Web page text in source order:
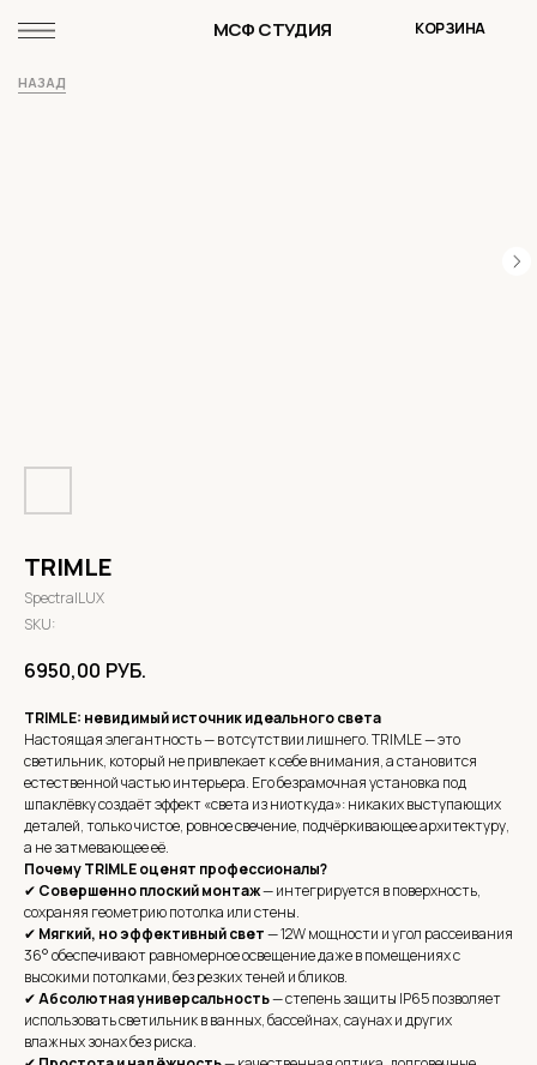
МСФ СТУДИЯ КОРЗИНА
НАЗАД
TRIMLE
SpectralLUX
SKU:
6950,00 РУБ.
TRIMLE: невидимый источник идеального света
Настоящая элегантность — в отсутствии лишнего. TRIMLE — это
светильник, который не привлекает к себе внимания, а становится
естественной частью интерьера. Его безрамочная установка под
шпаклёвку создаёт эффект «света из ниоткуда»: никаких выступающих
деталей, только чистое, ровное свечение, подчёркивающее архитектуру,
а не затмевающее её.
Почему TRIMLE оценят профессионалы?
✔ Совершенно плоский монтаж— интегрируется в поверхность,
сохраняя геометрию потолка или стены.
✔ Мягкий, но эффективный свет— 12W мощности и угол рассеивания
36° обеспечивают равномерное освещение даже в помещениях с
высокими потолками, без резких теней и бликов.
✔Абсолютная универсальность— степень защиты IP65 позволяет
использовать светильник в ванных, бассейнах, саунах и других
влажных зонах без риска.